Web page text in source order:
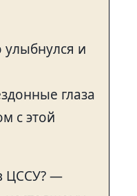
и
глаза
с этой
ЦССУ? —